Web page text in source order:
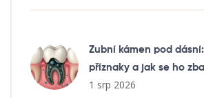
Zubní kámen pod
příznaky a jak se ho
1 srp 2026